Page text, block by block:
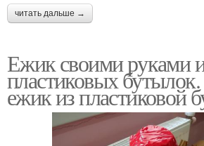
читать дальше →
Ежик своими руками
пластиковых
ежик из пластиковой